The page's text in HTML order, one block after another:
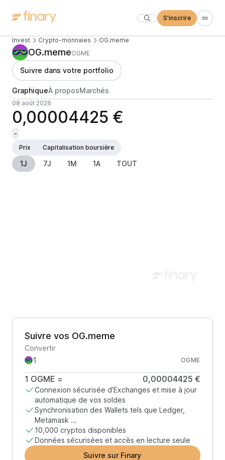
S'inscrire
Invest Crypto-monnaies OG.meme
OG.memeOGME
Suivre dans votre portfolio
GraphiqueÀ proposMarchés
08 août 2026
0,00004425 €
-
Prix
Capitalisation boursière
1J 7J 1M 1A TOUT
Suivre vos OG.meme
Convertir
OGME
1 OGME = 0,00004425 €
Connexion sécurisée d’Exchanges et mise à jour
automatique de vos soldes
Synchronisation des Wallets tels que Ledger,
Metamask ...
10,000 cryptos disponibles
Données sécurisées et accès en lecture seule
Suivre sur Finary